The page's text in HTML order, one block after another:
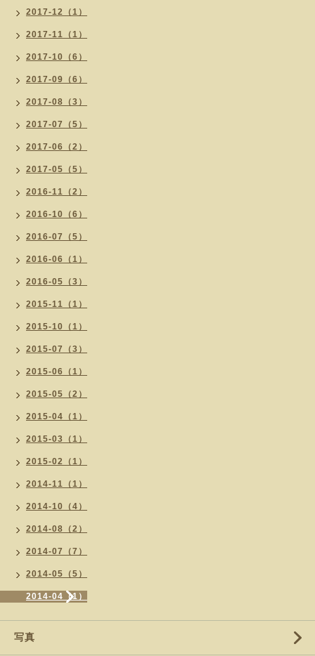
2017-12（1）
2017-11（1）
2017-10（6）
2017-09（6）
2017-08（3）
2017-07（5）
2017-06（2）
2017-05（5）
2016-11（2）
2016-10（6）
2016-07（5）
2016-06（1）
2016-05（3）
2015-11（1）
2015-10（1）
2015-07（3）
2015-06（1）
2015-05（2）
2015-04（1）
2015-03（1）
2015-02（1）
2014-11（1）
2014-10（4）
2014-08（2）
2014-07（7）
2014-05（5）
2014-04（1）
写真